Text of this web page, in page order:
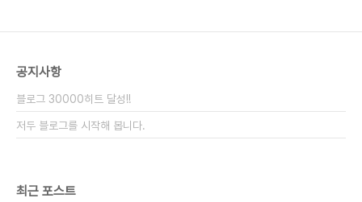
공지사항
블로그 30000히트 달성!!
저두 블로그를 시작해 봅니다.
최근 포스트